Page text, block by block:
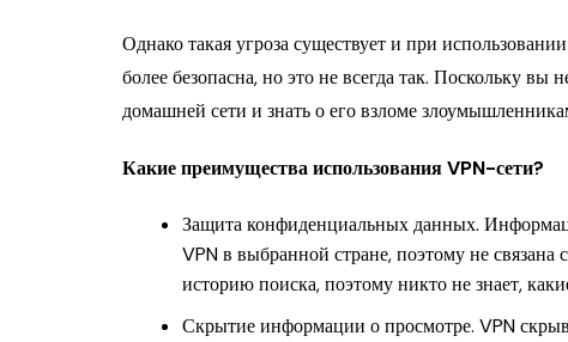
Однако такая угроза существует и при
более безопасна, но это не всегда так. Поскольку
домашней сети и знать о его взломе
Какие преимущества использования VPN-сети?
Защита конфиденциальных данных.
VPN в выбранной стране, поэтому не
историю поиска, поэтому никто не знает,
Скрытие информации о просмотре. VPN